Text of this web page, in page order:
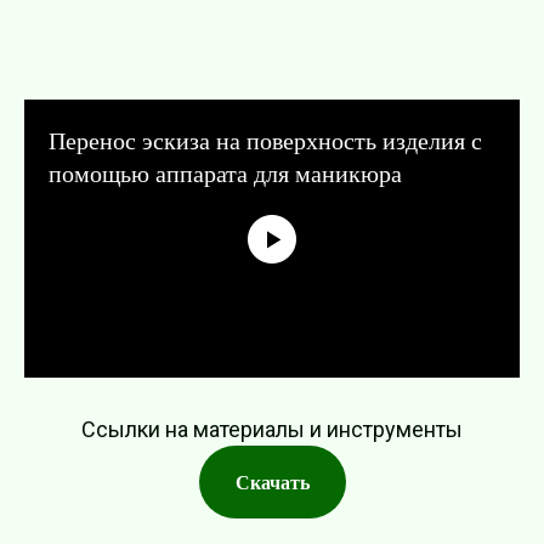
Перенос эскиза на поверхность изделия с
помощью аппарата для маникюра
Ссылки на материалы и инструменты
Скачать